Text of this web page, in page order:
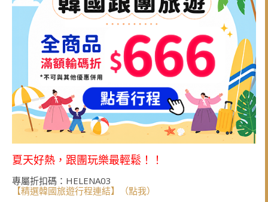
夏天好熱，跟團玩樂最輕鬆！！
專屬折扣碼：HELENA03
【精選韓國旅遊行程連結】（點我）